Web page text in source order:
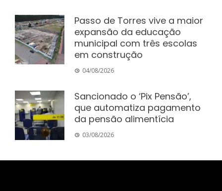
Passo de Torres vive a maior
expansão da educação
municipal com três escolas
em construção
04/08/2026
Sancionado o ‘Pix Pensão’,
que automatiza pagamento
da pensão alimentícia
03/08/2026